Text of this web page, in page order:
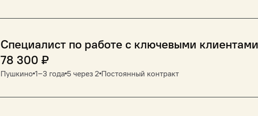
Специалист по работе с ключевыми клиентами
78 300 ₽
Пушкино 1‒3 года 5 через 2 Постоянный контракт